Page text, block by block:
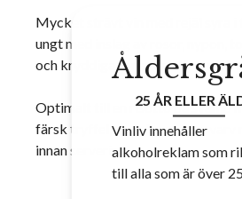
Mycket strävt vin med rejäl syra
ungt med inslag av rosor, nypon,
och kryddiga toner och lång
Optimalt till en risotto på svamp
färsk tryffel, dra några extra varv
innan servering.
25 ÅR ELLER
Vinliv innehåller
alkoholreklam som
till alla som är över